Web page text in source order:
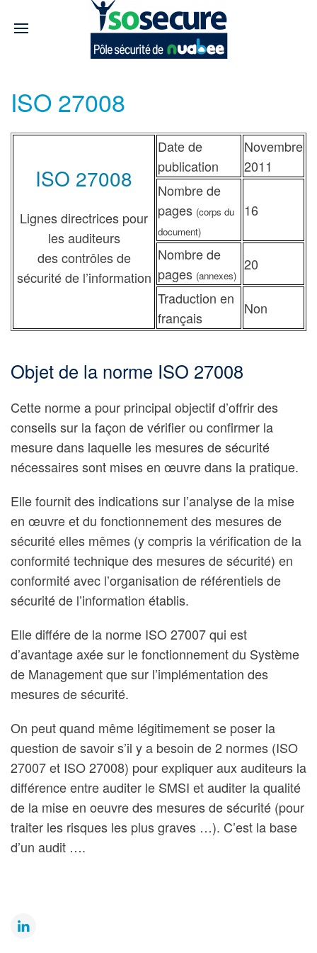
ISO 27008
ISO 27008
Lignes directrices pour
les auditeurs
des contrôles de
sécurité de l’information
Date de
publication
Novembre
2011
Nombre de
pages (corps du
document)
16
Nombre de
pages (annexes)
20
Traduction en
français
Non
Objet de la norme ISO 27008
Cette norme a pour principal objectif d’offrir des
conseils sur la façon de vérifier ou confirmer la
mesure dans laquelle les mesures de sécurité
nécessaires sont mises en œuvre dans la pratique.
Elle fournit des indications sur l’analyse de la mise
en œuvre et du fonctionnement des mesures de
sécurité elles mêmes (y compris la vérification de la
conformité technique des mesures de sécurité) en
conformité avec l’organisation de référentiels de
sécurité de l’information établis.
Elle différe de la norme ISO 27007 qui est
d’avantage axée sur le fonctionnement du Système
de Management que sur l’implémentation des
mesures de sécurité.
On peut quand même légitimement se poser la
question de savoir s’il y a besoin de 2 normes (ISO
27007 et ISO 27008) pour expliquer aux auditeurs la
différence entre auditer le SMSI et auditer la qualité
de la mise en oeuvre des mesures de sécurité (pour
traiter les risques les plus graves …). C’est la base
d’un audit ….